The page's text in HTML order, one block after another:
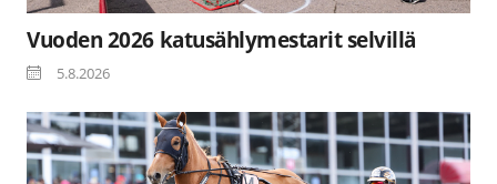
Vuoden 2026 katusählymestarit selvillä
5.8.2026